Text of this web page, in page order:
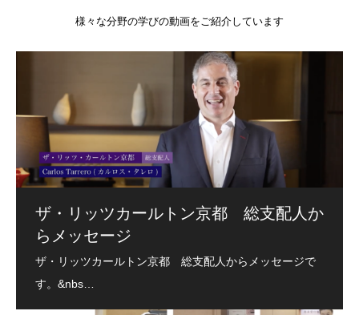
様々な分野の学びの動画をご紹介しています
ザ・リッツカールトン京都 総支配人か
らメッセージ